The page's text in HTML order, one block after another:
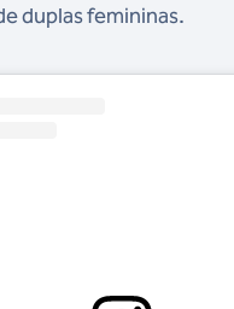
duplas femininas.